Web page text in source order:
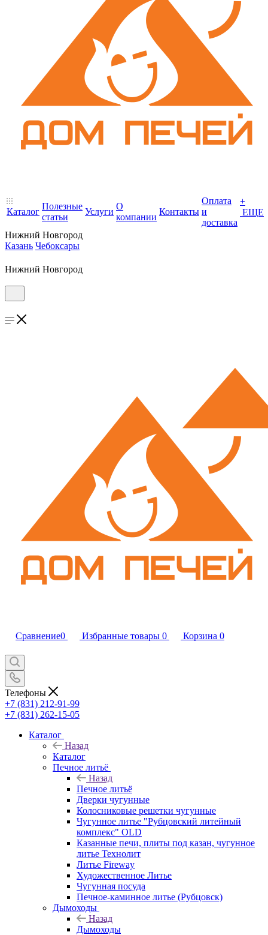
Каталог
Полезные
статьи
Услуги
О
компании
Контакты
Оплата
и
доставка
+
ЕЩЕ
Нижний Новгород
Казань Чебоксары
Нижний Новгород
Сравнение0 Избранные товары 0 Корзина 0
Телефоны
+7 (831) 212-91-99
+7 (831) 262-15-05
Каталог
Назад
Каталог
Печное литьё
Назад
Печное литьё
Дверки чугунные
Колосниковые решетки чугунные
Чугунное литье "Рубцовский литейный
комплекс" OLD
Казанные печи, плиты под казан, чугунное
литье Технолит
Литье Fireway
Художественное Литье
Чугунная посуда
Печное-каминное литье (Рубцовск)
Дымоходы
Назад
Дымоходы